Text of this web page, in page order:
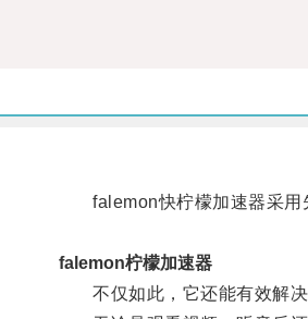
falemon快柠檬加速器采用先
falemon柠檬加速器
不仅如此，它还能有效解决